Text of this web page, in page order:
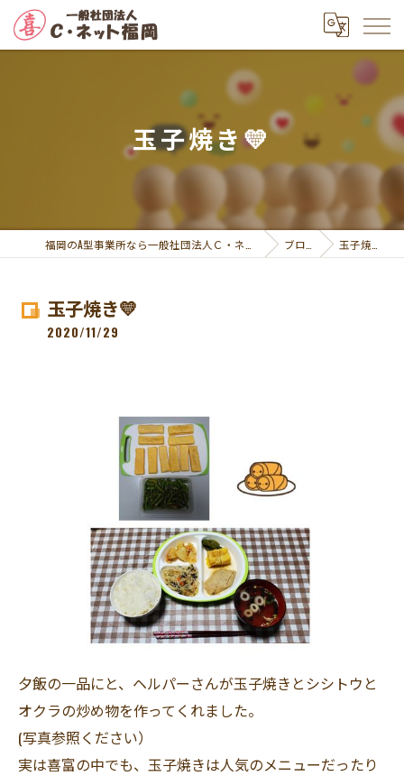
玉子焼き💛
ブログ 玉子焼き💛
玉子焼き💛
2020/11/29
夕飯の一品にと、ヘルパーさんが玉子焼きとシシトウと
オクラの炒め物を作ってくれました。
(写真参照ください）
実は喜富の中でも、玉子焼きは人気のメニューだったり